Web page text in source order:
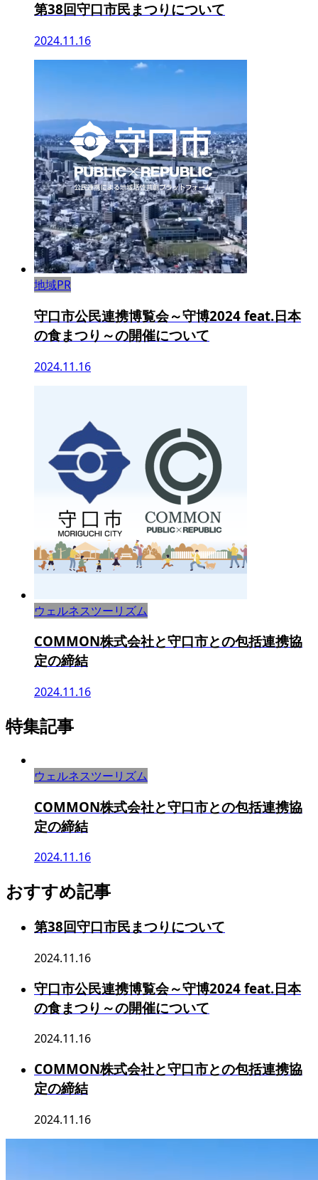
第38回守口市民まつりについて
2024.11.16
地域PR
守口市公民連携博覧会～守博2024 feat.日本
の食まつり～の開催について
2024.11.16
ウェルネスツーリズム
COMMON株式会社と守口市との包括連携協
定の締結
2024.11.16
特集記事
ウェルネスツーリズム
COMMON株式会社と守口市との包括連携協
定の締結
2024.11.16
おすすめ記事
第38回守口市民まつりについて
2024.11.16
守口市公民連携博覧会～守博2024 feat.日本
の食まつり～の開催について
2024.11.16
COMMON株式会社と守口市との包括連携協
定の締結
2024.11.16